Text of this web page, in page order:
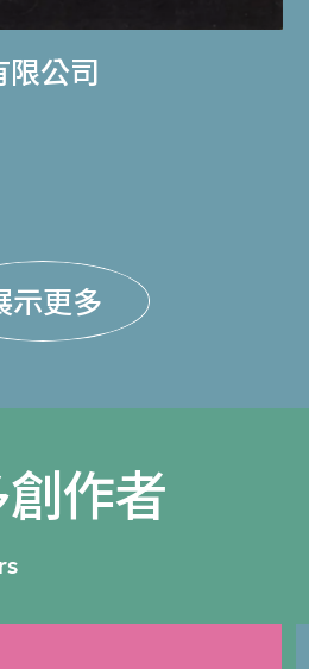
公司
示更多
作者